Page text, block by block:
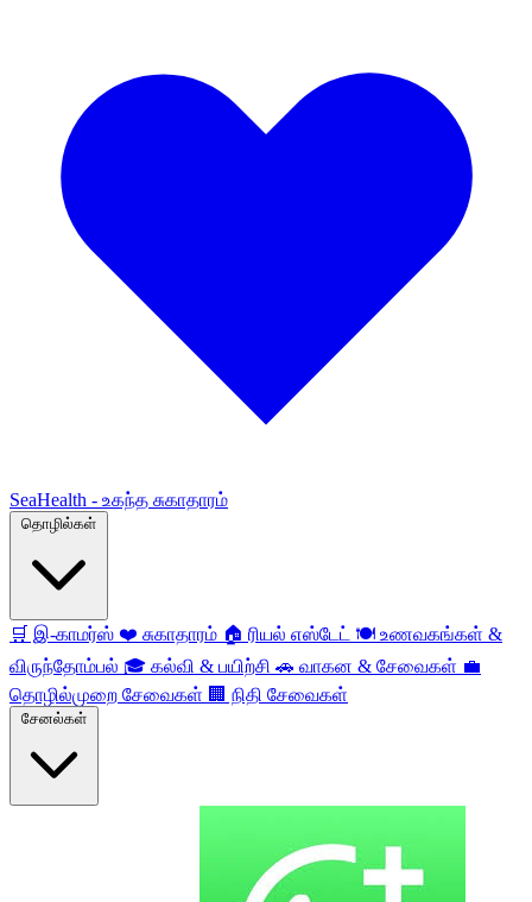
SeaHealth - உகந்த சுகாதாரம்
🛒 இ-காமர்ஸ் ❤️ சுகாதாரம் 🏠 ரியல் எஸ்டேட் 🍽️ உணவகங்கள் &
விருந்தோம்பல் 🎓 கல்வி & பயிற்சி 🚗 வாகன & சேவைகள் 💼
தொழில்முறை சேவைகள் 🏢 நிதி சேவைகள்